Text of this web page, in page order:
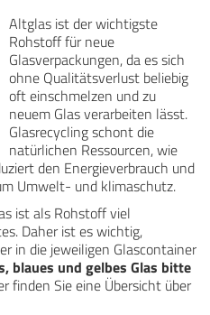
Altglas ist der wichtigste
Rohstoff für neue
Glasverpackungen, da es sich
ohne Qualitätsverlust beliebig
oft einschmelzen und zu
neuem Glas verarbeiten lässt.
Glasrecycling schont die
natürlichen Ressourcen, wie
den Energieverbrauch und
Umwelt- und klimaschutz.
ist als Rohstoff viel
Daher ist es wichtig,
in die jeweiligen Glascontainer
blaues und gelbes Glas bitte
finden Sie eine Übersicht über